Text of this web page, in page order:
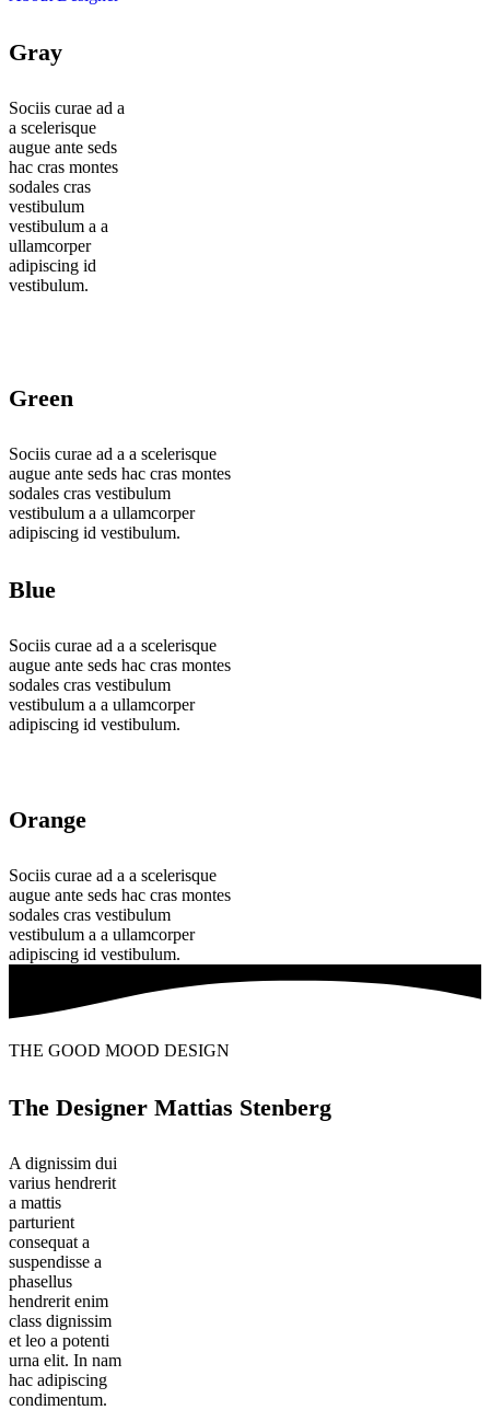
Gray
Sociis curae ad a
a scelerisque
augue ante seds
hac cras montes
sodales cras
vestibulum
vestibulum a a
ullamcorper
adipiscing id
vestibulum.
Green
Sociis curae ad a a scelerisque
augue ante seds hac cras montes
sodales cras vestibulum
vestibulum a a ullamcorper
adipiscing id vestibulum.
Blue
Sociis curae ad a a scelerisque
augue ante seds hac cras montes
sodales cras vestibulum
vestibulum a a ullamcorper
adipiscing id vestibulum.
Orange
Sociis curae ad a a scelerisque
augue ante seds hac cras montes
sodales cras vestibulum
vestibulum a a ullamcorper
adipiscing id vestibulum.
THE GOOD MOOD DESIGN
The Designer Mattias Stenberg
A dignissim dui
varius hendrerit
a mattis
parturient
consequat a
suspendisse a
phasellus
hendrerit enim
class dignissim
et leo a potenti
urna elit. In nam
hac adipiscing
condimentum.